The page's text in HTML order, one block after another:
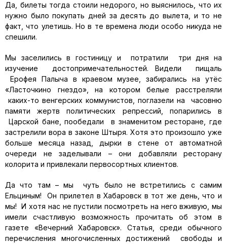
Да, билеты тогда стоили недорого, но выяснилось, что их
нужно было покупать дней за десять до вылета, и то не
факт, что улетишь. Но в те времена люди особо никуда не
спешили.
Мы заселились в гостиницу и потратили три дня на
изучение достопримечательностей. Видели пищаль
Ерофея Палыча в краевом музее, забирались на утёс
«Ласточкино гнездо», на котором белые расстреляли
каких-то венгерских коммунистов, поглазели на часовню
памяти жертв политических репрессий, попарились в
Царской бане, пообедали в знаменитом ресторане, где
застрелили вора в законе Штыря. Хотя это произошло уже
больше месяца назад, дырки в стене от автоматной
очереди не заделывали – они добавляли ресторану
колорита и привлекали первосортных клиентов.
Да что там – мы чуть было не встретились с самим
Ельциным! Он прилетел в Хабаровск в тот же день, что и
мы! И хотя нас не пустили посмотреть на него вживую, мы
имели счастливую возможность прочитать об этом в
газете «Вечерний Хабаровск». Статья, среди обычного
перечисления многочисленных достижений свободы и